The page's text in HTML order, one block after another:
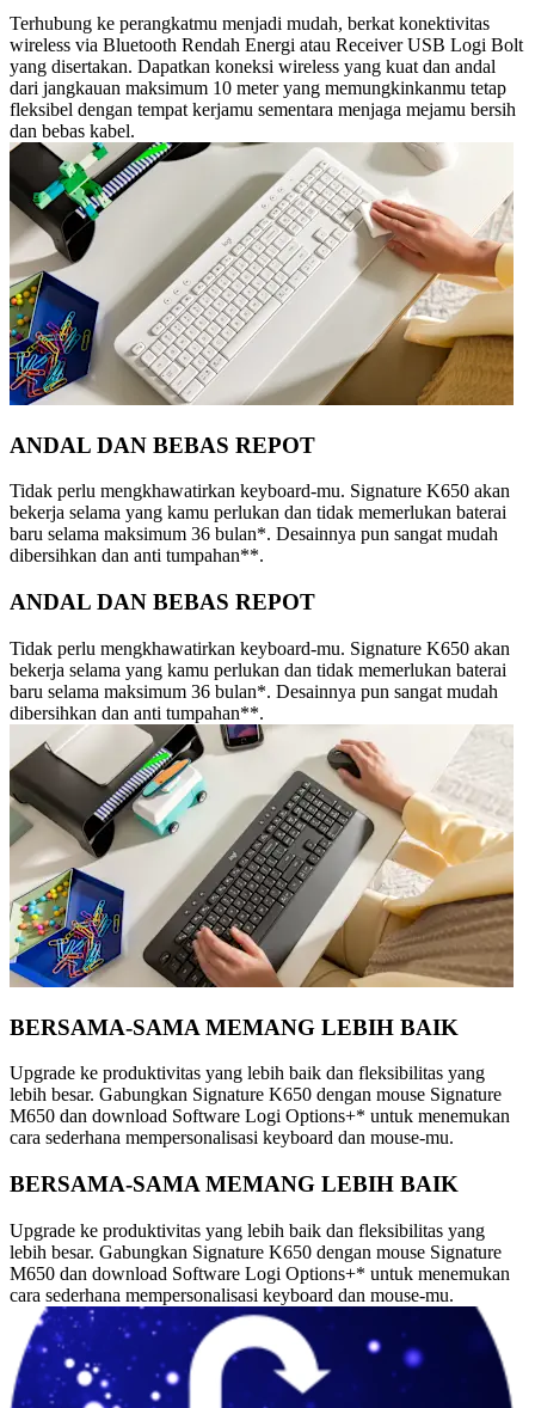
Terhubung ke perangkatmu menjadi mudah, berkat konektivitas
wireless via Bluetooth Rendah Energi atau Receiver USB Logi Bolt
yang disertakan. Dapatkan koneksi wireless yang kuat dan andal
dari jangkauan maksimum 10 meter yang memungkinkanmu tetap
fleksibel dengan tempat kerjamu sementara menjaga mejamu bersih
dan bebas kabel.
ANDAL DAN BEBAS REPOT
Tidak perlu mengkhawatirkan keyboard-mu. Signature K650 akan
bekerja selama yang kamu perlukan dan tidak memerlukan baterai
baru selama maksimum 36 bulan*. Desainnya pun sangat mudah
dibersihkan dan anti tumpahan**.
ANDAL DAN BEBAS REPOT
Tidak perlu mengkhawatirkan keyboard-mu. Signature K650 akan
bekerja selama yang kamu perlukan dan tidak memerlukan baterai
baru selama maksimum 36 bulan*. Desainnya pun sangat mudah
dibersihkan dan anti tumpahan**.
BERSAMA-SAMA MEMANG LEBIH BAIK
Upgrade ke produktivitas yang lebih baik dan fleksibilitas yang
lebih besar. Gabungkan Signature K650 dengan mouse Signature
M650 dan download Software Logi Options+* untuk menemukan
cara sederhana mempersonalisasi keyboard dan mouse-mu.
BERSAMA-SAMA MEMANG LEBIH BAIK
Upgrade ke produktivitas yang lebih baik dan fleksibilitas yang
lebih besar. Gabungkan Signature K650 dengan mouse Signature
M650 dan download Software Logi Options+* untuk menemukan
cara sederhana mempersonalisasi keyboard dan mouse-mu.